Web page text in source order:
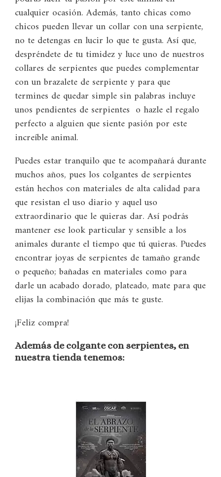
cualquier ocasión. Además, tanto chicas como
chicos pueden llevar un collar con una serpiente,
no te detengas en lucir lo que te gusta. Así que,
despréndete de tu timidez y luce uno de nuestros
collares de serpientes que puedes complementar
con un brazalete de serpiente y para que
termines de quedar simple sin palabras incluye
unos pendientes de serpientes o hazle el regalo
perfecto a alguien que siente pasión por este
increíble animal.
Puedes estar tranquilo que te acompañará durante
muchos años, pues los colgantes de serpientes
están hechos con materiales de alta calidad para
que resistan el uso diario y aquel uso
extraordinario que le quieras dar. Así podrás
mantener ese look particular y sensible a los
animales durante el tiempo que tú quieras. Puedes
encontrar joyas de serpientes de tamaño grande
o pequeño; bañadas en materiales como para
darle un acabado dorado, plateado, mate para que
elijas la combinación que más te guste.
¡Feliz compra!
Además de colgante con serpientes, en
nuestra tienda tenemos: